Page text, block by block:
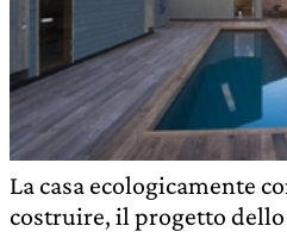
La casa ecologicamente
costruire, il progetto